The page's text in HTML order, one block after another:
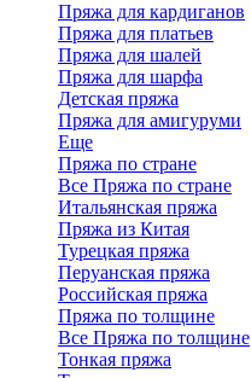
Пряжа для кардиганов
Пряжа для платьев
Пряжа для шалей
Пряжа для шарфа
Детская пряжа
Пряжа для амигуруми
Еще
Пряжа по стране
Все Пряжа по стране
Итальянская пряжа
Пряжа из Китая
Турецкая пряжа
Перуанская пряжа
Российская пряжа
Пряжа по толщине
Все Пряжа по толщине
Тонкая пряжа